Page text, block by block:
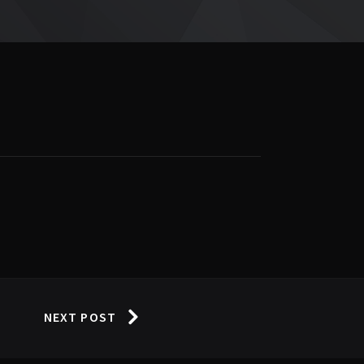
NEXT POST